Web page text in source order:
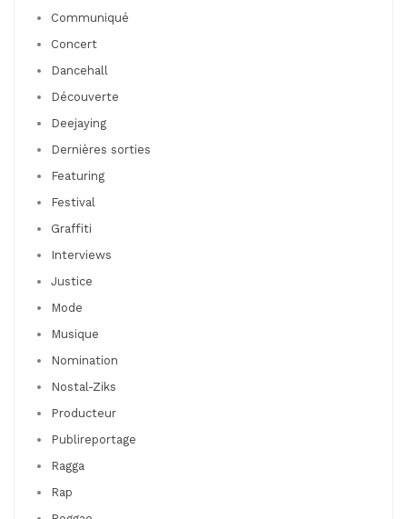
Communiqué
Concert
Dancehall
Découverte
Deejaying
Dernières sorties
Featuring
Festival
Graffiti
Interviews
Justice
Mode
Musique
Nomination
Nostal-Ziks
Producteur
Publireportage
Ragga
Rap